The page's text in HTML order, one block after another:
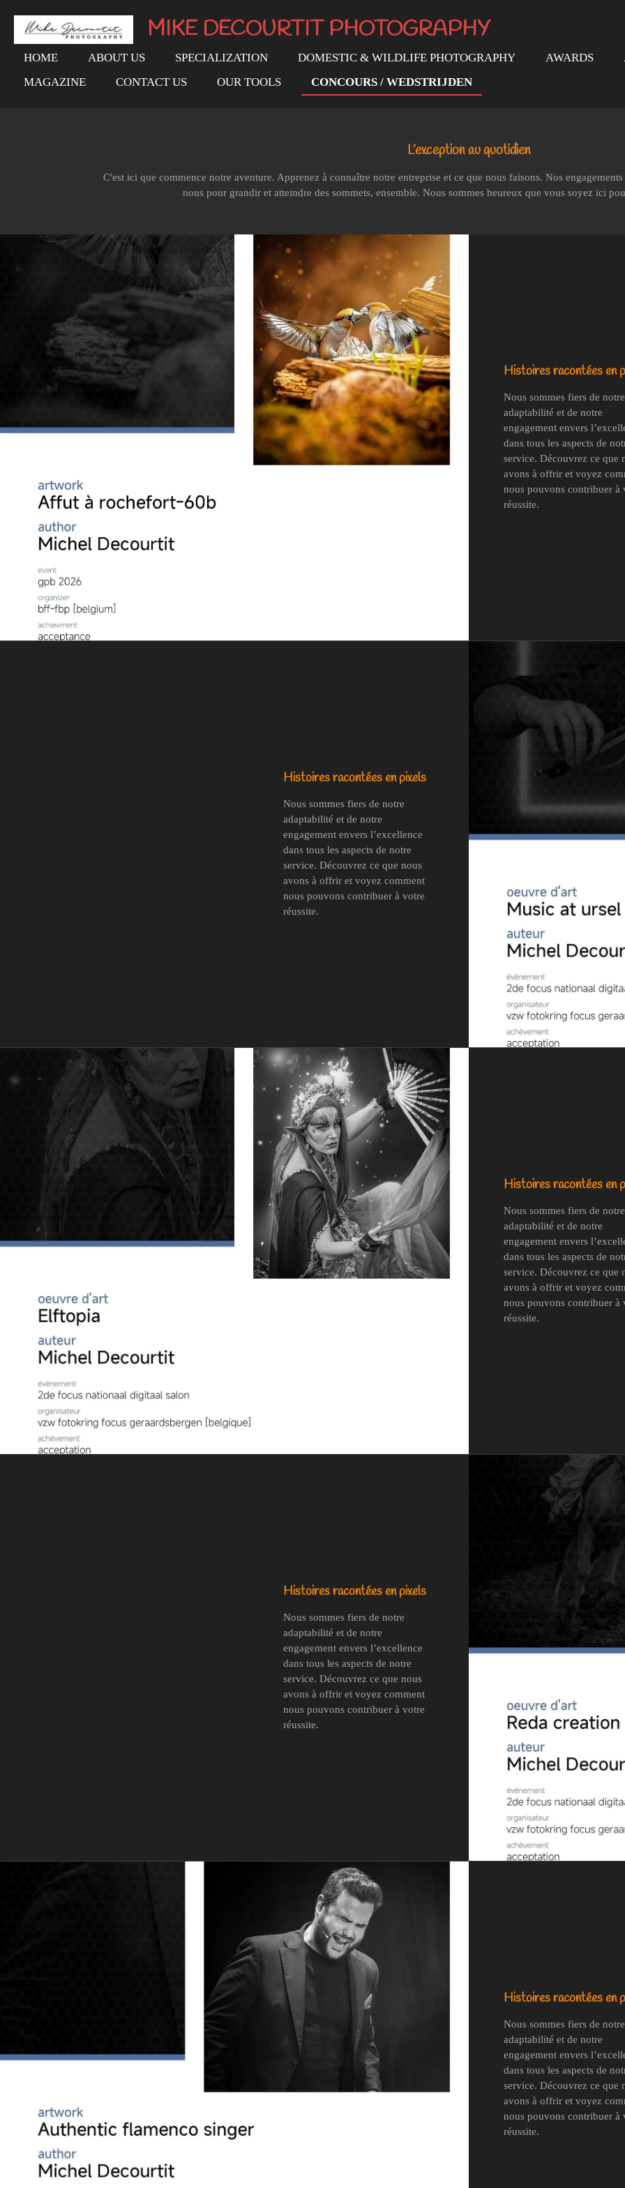
Passer
contenu
principal
MIKE DECOURTIT PHOTOGRAPHY
HOME ABOUT US SPECIALIZATION DOMESTIC & WILDLIFE PHOTOGRAPHY AWARDS
MAGAZINE
CONTACT US OUR TOOLS CONCOURS / WEDSTRIJDEN
L’exception au quotidien
C'est ici que commence notre aventure. Apprenez à connaître notre entreprise et ce que nous faisons. Nos
nous pour grandir et atteindre des sommets, ensemble. Nous sommes heureux que vous soyez ici
Histoires racontées en
Nous sommes fiers de notre
adaptabilité et de notre
engagement envers
dans tous les aspects de
service. Découvrez ce que
avons à offrir et voyez
nous pouvons contribuer à
réussite.
Histoires racontées en pixels
Nous sommes fiers de notre
adaptabilité et de notre
engagement envers l’excellence
dans tous les aspects de notre
service. Découvrez ce que nous
avons à offrir et voyez comment
nous pouvons contribuer à votre
réussite.
Histoires racontées en
Nous sommes fiers de notre
adaptabilité et de notre
engagement envers
dans tous les aspects de
service. Découvrez ce que
avons à offrir et voyez
nous pouvons contribuer à
réussite.
Histoires racontées en pixels
Nous sommes fiers de notre
adaptabilité et de notre
engagement envers l’excellence
dans tous les aspects de notre
service. Découvrez ce que nous
avons à offrir et voyez comment
nous pouvons contribuer à votre
réussite.
Histoires racontées en
Nous sommes fiers de notre
adaptabilité et de notre
engagement envers
dans tous les aspects de
service. Découvrez ce que
avons à offrir et voyez
nous pouvons contribuer à
réussite.